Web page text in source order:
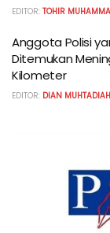
EDITOR: TOHIR
Anggota Polisi
Ditemukan
Kilometer
EDITOR: DIAN